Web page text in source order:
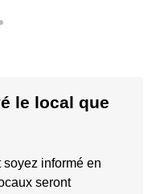
le local que
informé en
seront